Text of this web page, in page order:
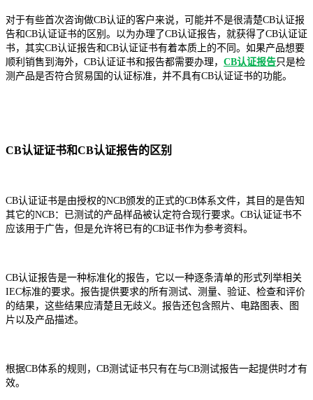
对于有些首次咨询做CB认证的客户来说，可能并不是很清楚CB认证报
告和CB认证证书的区别。以为办理了CB认证报告，就获得了CB认证证
书，其实CB认证报告和CB认证证书有着本质上的不同。如果产品想要
顺利销售到海外，CB认证证书和报告都需要办理， CB认证报告只是检
测产品是否符合贸易国的认证标准，并不具有CB认证证书的功能。
CB认证证书和CB认证报告的区别
CB认证证书是由授权的NCB颁发的正式的CB体系文件，其目的是告知
其它的NCB：已测试的产品样品被认定符合现行要求。CB认证证书不
应该用于广告，但是允许将已有的CB证书作为参考资料。
CB认证报告是一种标准化的报告，它以一种逐条清单的形式列举相关
IEC标准的要求。报告提供要求的所有测试、测量、验证、检查和评价
的结果，这些结果应清楚且无歧义。报告还包含照片、电路图表、图
片以及产品描述。
根据CB体系的规则，CB测试证书只有在与CB测试报告一起提供时才有
效。